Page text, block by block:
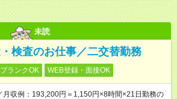
未読
検査のお仕事／二交替勤務
ブランクOK WEB登録・面接OK
月収例：193,200円＝1,150円×8時間×21日勤務の